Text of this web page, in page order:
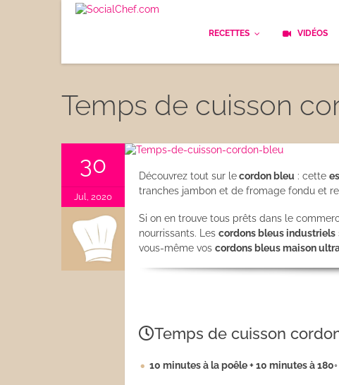
RECETTES
Apéritifs
Entrées
Plats
Enfants
Facile et
VIDÉOS
Temps de cuisson
30
Jul, 2020
Découvrez tout sur lecordon bleu : cette
tranches jambon et de fromage fondu et
Si on en trouve tous prêts dans le
nourrissants. Les cordons bleus industriels
vous-même vos cordons bleus maison
Temps de cuisson
10 minutes à la poêle + 10 minutes à 180